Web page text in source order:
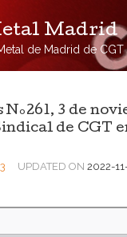
Madrid
de Madrid de CGT
3 de
de CGT
UPDATED ON 2022-